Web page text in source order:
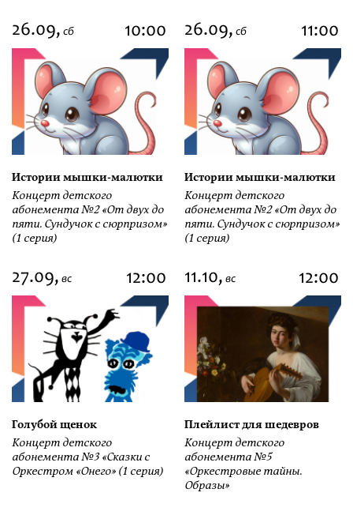
26.09, сб 10:00
Истории мышки-малютки
Концерт детского
абонемента №2 «От двух до
пяти. Сундучок с сюрпризом»
(1 серия)
26.09, сб 11:00
Истории мышки-малютки
Концерт детского
абонемента №2 «От двух до
пяти. Сундучок с сюрпризом»
(1 серия)
27.09, вс 12:00
Голубой щенок
Концерт детского
абонемента №3 «Сказки с
Оркестром «Онего» (1 серия)
11.10, вс 12:00
Плейлист для шедевров
Концерт детского
абонемента №5
«Оркестровые тайны.
Образы»